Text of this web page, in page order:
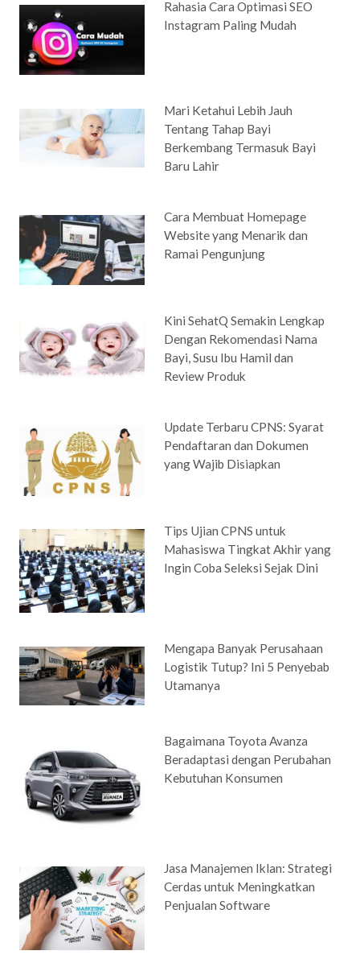
Rahasia Cara Optimasi SEO
Instagram Paling Mudah
Mari Ketahui Lebih Jauh
Tentang Tahap Bayi
Berkembang Termasuk Bayi
Baru Lahir
Cara Membuat Homepage
Website yang Menarik dan
Ramai Pengunjung
Kini SehatQ Semakin Lengkap
Dengan Rekomendasi Nama
Bayi, Susu Ibu Hamil dan
Review Produk
Update Terbaru CPNS: Syarat
Pendaftaran dan Dokumen
yang Wajib Disiapkan
Tips Ujian CPNS untuk
Mahasiswa Tingkat Akhir yang
Ingin Coba Seleksi Sejak Dini
Mengapa Banyak Perusahaan
Logistik Tutup? Ini 5 Penyebab
Utamanya
Bagaimana Toyota Avanza
Beradaptasi dengan Perubahan
Kebutuhan Konsumen
Jasa Manajemen Iklan: Strategi
Cerdas untuk Meningkatkan
Penjualan Software